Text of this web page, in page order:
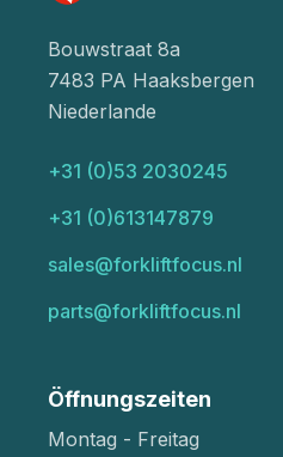
Bouwstraat 8a
7483 PA Haaksbergen
Niederlande
+31 (0)53 2030245
+31 (0)613147879
sales@forkliftfocus.nl
parts@forkliftfocus.nl
Öffnungszeiten
Montag - Freitag